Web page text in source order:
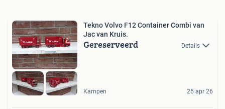
Tekno Volvo F12 Container Combi van
Jac van Kruis.
Gereserveerd Details
Kampen 25 apr 26